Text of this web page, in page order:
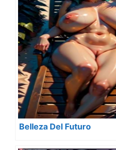
Belleza Del Futuro